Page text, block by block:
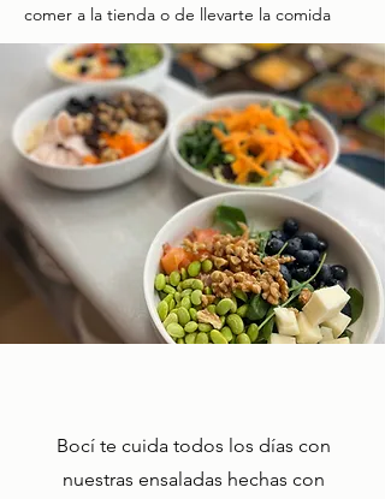
comer a la tienda o de llevarte la comida
Bocí te cuida todos los días con
nuestras ensaladas hechas con